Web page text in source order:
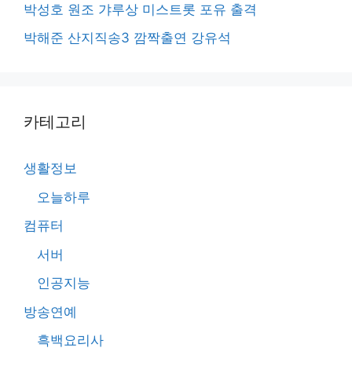
박성호 원조 갸루상 미스트롯 포유 출격
박해준 산지직송3 깜짝출연 강유석
카테고리
생활정보
오늘하루
컴퓨터
서버
인공지능
방송연예
흑백요리사